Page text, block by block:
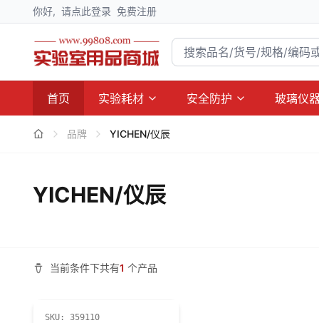
你好, 请点此登录 免费注册
首页 实验耗材 安全防护 玻璃仪
品牌 YICHEN/仪辰
YICHEN/仪辰
当前条件下共有1 个产品
SKU: 359110